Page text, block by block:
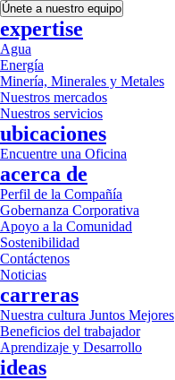
Únete a nuestro equipo
expertise
Agua
Energía
Minería, Minerales y Metales
Nuestros mercados
Nuestros servicios
ubicaciones
Encuentre una Oficina
acerca de
Perfil de la Compañía
Gobernanza Corporativa
Apoyo a la Comunidad
Sostenibilidad
Contáctenos
Noticias
carreras
Nuestra cultura Juntos Mejores
Beneficios del trabajador
Aprendizaje y Desarrollo
ideas